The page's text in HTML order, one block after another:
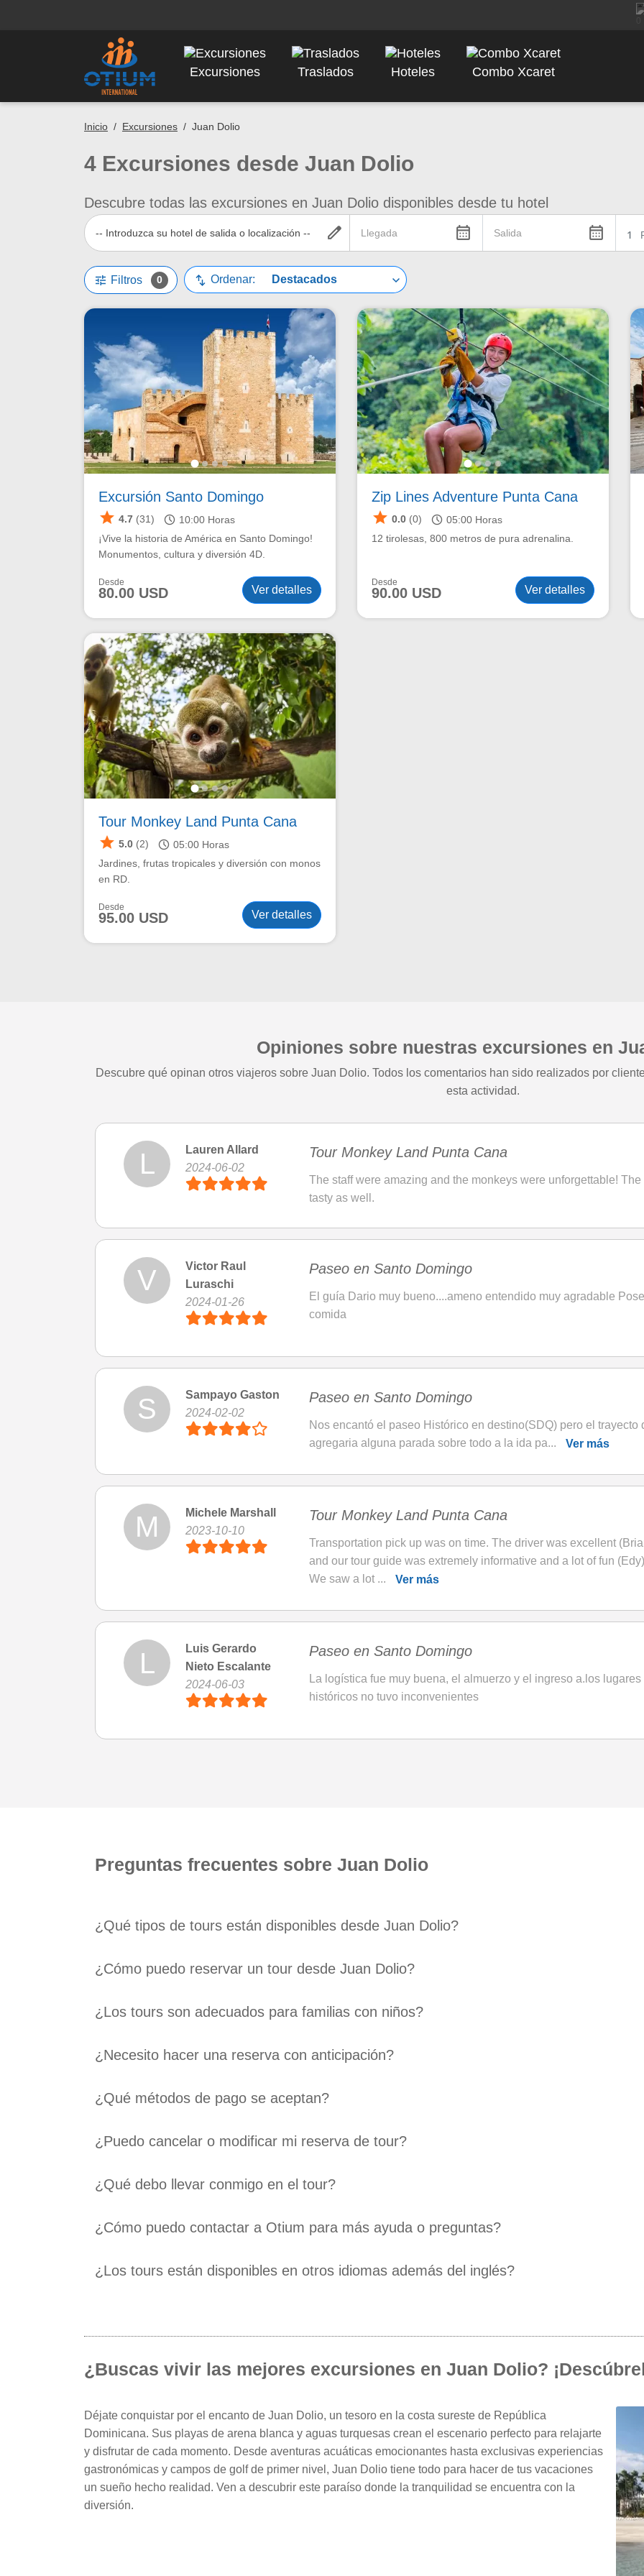
Excursiones Traslados Hoteles Combo Xcaret
Inicio / Excursiones / Juan Dolio
4 Excursiones desde Juan Dolio
Descubre todas las excursiones en Juan Dolio disponibles desde tu hotel
-- Introduzca su hotel de salida o localización -- edit calendar_month calendar_month 1
Tune Filtros 0 swap_vert Ordenar: keyboard_arrow_down
Excursión Santo Domingo
star 4.7 (31) schedule 10:00 Horas
¡Vive la historia de América en Santo Domingo!
Monumentos, cultura y diversión 4D.
Desde
80.00 USD Ver detalles
Zip Lines Adventure Punta Cana
star 0.0 (0) schedule 05:00 Horas
12 tirolesas, 800 metros de pura adrenalina.
Desde
90.00 USD Ver detalles
Tour Monkey Land Punta Cana
star 5.0 (2) schedule 05:00 Horas
Jardines, frutas tropicales y diversión con monos
en RD.
Desde
95.00 USD Ver detalles
Opiniones sobre nuestras excursiones en
Descubre qué opinan otros viajeros sobre Juan Dolio. Todos los comentarios han sido realizados por
esta actividad.
L
Lauren Allard
2024-06-02
Tour Monkey Land Punta Cana
The staff were amazing and the monkeys were unforgettable!
tasty as well.
V
Victor Raul
Luraschi
2024-01-26
Paseo en Santo Domingo
El guía Dario muy bueno....ameno entendido muy agradable
comida
S
Sampayo Gaston
2024-02-02
Paseo en Santo Domingo
Nos encantó el paseo Histórico en destino(SDQ) pero el
agregaria alguna parada sobre todo a la ida pa...
Ver más
M
Michele Marshall
2023-10-10
Tour Monkey Land Punta Cana
Transportation pick up was on time. The driver was excellent
and our tour guide was extremely informative and a lot of fun (Edy)
We saw a lot ...
Ver más
L
Luis Gerardo
Nieto Escalante
2024-06-03
Paseo en Santo Domingo
La logística fue muy buena, el almuerzo y el ingreso a.los lugares
históricos no tuvo inconvenientes
Preguntas frecuentes sobre Juan Dolio
¿Qué tipos de tours están disponibles desde Juan Dolio?
¿Cómo puedo reservar un tour desde Juan Dolio?
¿Los tours son adecuados para familias con niños?
¿Necesito hacer una reserva con anticipación?
¿Qué métodos de pago se aceptan?
¿Puedo cancelar o modificar mi reserva de tour?
¿Qué debo llevar conmigo en el tour?
¿Cómo puedo contactar a Otium para más ayuda o preguntas?
¿Los tours están disponibles en otros idiomas además del inglés?
¿Buscas vivir las mejores excursiones en Juan Dolio?
Déjate conquistar por el encanto de Juan Dolio, un tesoro en la costa sureste de República
Dominicana. Sus playas de arena blanca y aguas turquesas crean el escenario perfecto para relajarte
y disfrutar de cada momento. Desde aventuras acuáticas emocionantes hasta exclusivas experiencias
gastronómicas y campos de golf de primer nivel, Juan Dolio tiene todo para hacer de tus vacaciones
un sueño hecho realidad. Ven a descubrir este paraíso donde la tranquilidad se encuentra con la
diversión.